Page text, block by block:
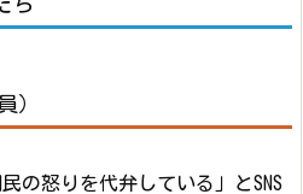
）
の怒りを代弁している」とSNS